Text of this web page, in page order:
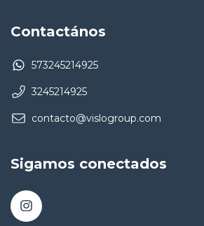
Contactános
573245214925
3245214925
contacto@vislogroup.com
Sigamos conectados